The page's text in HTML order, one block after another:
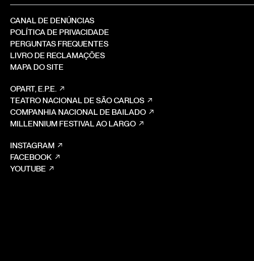
CANAL DE DENÚNCIAS
POLÍTICA DE PRIVACIDADE
PERGUNTAS FREQUENTES
LIVRO DE RECLAMAÇÕES
MAPA DO SITE
OPART, E.P.E.
TEATRO NACIONAL DE SÃO CARLOS
COMPANHIA NACIONAL DE BAILADO
MILLENNIUM FESTIVAL AO LARGO
INSTAGRAM
FACEBOOK
YOUTUBE